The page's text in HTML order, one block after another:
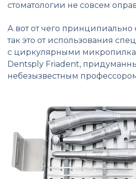
стоматологии не совсем
А вот от чего принципиально
так это от использования
с циркулярными
Dentsply Friadent,
небезызвестным